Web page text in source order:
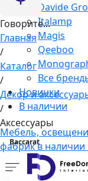
Davide
Italamp
Magis
Qeeboo
Все
Новинки
В наличии
Мебель,
фабрик в наличии
Говорите...
Главная
/
Каталог
/
Декор и
/
Аксессуары
Baccarat